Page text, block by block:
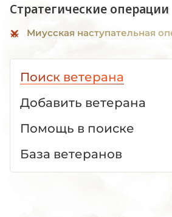
Стратегические операции
Миусская наступательная
Поиск ветерана
Добавить ветерана
Помощь в поиске
База ветеранов